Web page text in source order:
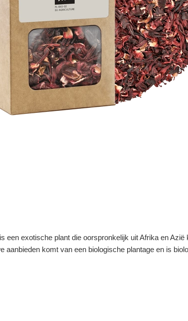
een exotische plant die oorspronkelijk uit Afrika en
aanbieden komt van een biologische plantage en is